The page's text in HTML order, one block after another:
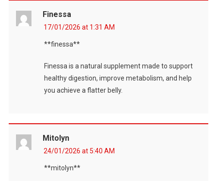
Finessa
17/01/2026 at 1:31 AM
**finessa**
Finessa is a natural supplement made to support
healthy digestion, improve metabolism, and help
you achieve a flatter belly.
Mitolyn
24/01/2026 at 5:40 AM
**mitolyn**